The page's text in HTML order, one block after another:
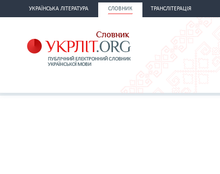
УКРАЇНСЬКА ЛІТЕРАТУРА СЛОВНИК ТРАНСЛІТЕРАЦІЯ